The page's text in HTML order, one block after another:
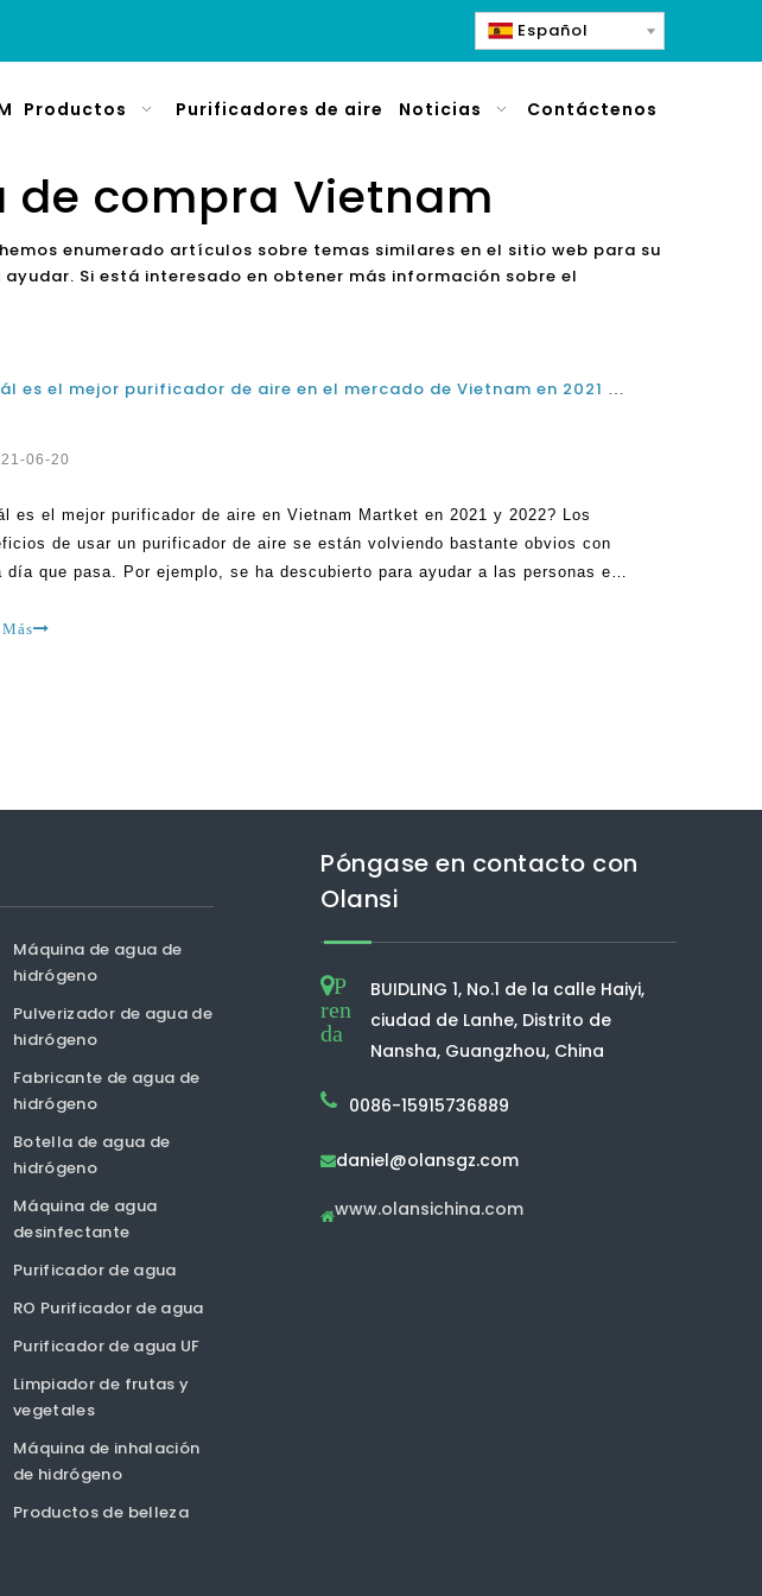
Español
Productos Purificadores de aire Noticias Contáctenos
de compra Vietnam
enumerado artículos sobre temas similares en el sitio web para su
Si está interesado en obtener más información sobre el
¿Cuál es el mejor purificador de aire en el mercado de Vietnam en 2021 y 2022?
06-20
es el mejor purificador de aire en Vietnam Martket en 2021 y 2022? Los
de usar un purificador de aire se están volviendo bastante obvios con
día que pasa. Por ejemplo, se ha descubierto para ayudar a las personas en
Máquina de agua de
hidrógeno
Pulverizador de agua de
hidrógeno
Fabricante de agua de
hidrógeno
Botella de agua de
hidrógeno
Máquina de agua
desinfectante
Purificador de agua
RO Purificador de agua
Purificador de agua UF
Limpiador de frutas y
vegetales
Máquina de inhalación
de hidrógeno
Productos de belleza
Póngase en contacto con
Olansi
P
ren
da
BUIDLING 1, No.1 de la calle Haiyi,
ciudad de Lanhe, Distrito de
Nansha, Guangzhou, China
0086-15915736889
daniel@olansgz.com
www.olansichina.com